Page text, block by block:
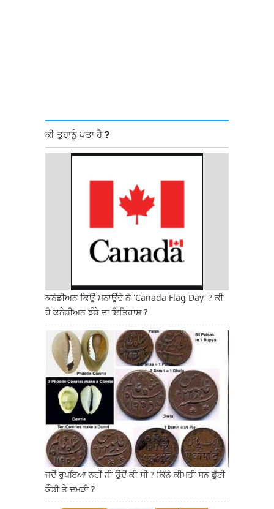
ਕੀ ਤੁਹਾਨੂੰ ਪਤਾ ਹੈ ?
ਕਨੇਡੀਅਨ ਕਿਉਂ ਮਨਾਉਂਦੇ ਨੇ 'Canada Flag Day' ? ਕੀ
ਹੈ ਕਨੇਡੀਅਨ ਝੰਡੇ ਦਾ ਇਤਿਹਾਸ ?
ਜਦੋਂ ਰੁਪਇਆ ਨਹੀਂ ਸੀ ਉਦੋਂ ਕੀ ਸੀ ? ਕਿੰਨੇ ਕੀਮਤੀ ਸਨ ਫੁੱਟੀ
ਕੌਡੀ ਤੇ ਦਮੜੀ ?